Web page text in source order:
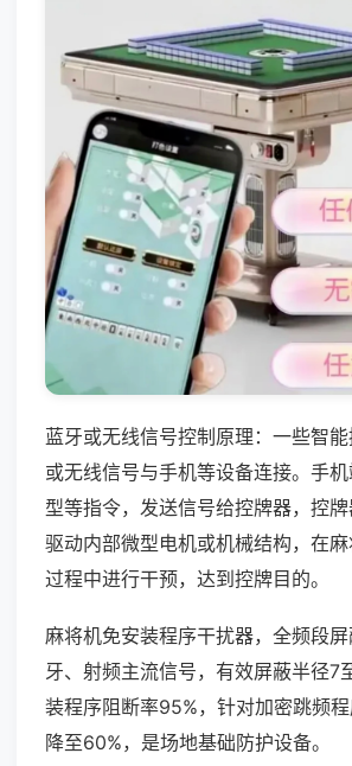
蓝牙或无线信号控制原理：一些智
或无线信号与手机等设备连接。手
型等指令，发送信号给控牌器，控
驱动内部微型电机或机械结构，在
过程中进行干预，达到控牌目的。
麻将机免安装程序干扰器，全频段
牙、射频主流信号，有效屏蔽半径7
装程序阻断率95%，针对加密跳频
降至60%，是场地基础防护设备。